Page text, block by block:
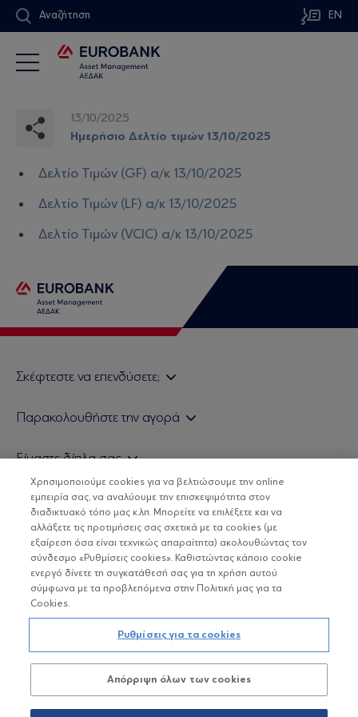
Αναζήτηση EN
13/10/2025
Ημερήσιο Δελτίο τιμών 13/10/2025
Δελτίο Τιμών (GF) α/κ 13/10/2025
Δελτίο Τιμών (LF) α/κ 13/10/2025
Δελτίο Τιμών (VCIC) α/κ 13/10/2025
Σκέφτεστε να επενδύσετε;
Τιμολογιακή Πολιτική
Δείτε τις πολιτικές μας
Βασικές Γνώσεις
Παρακολουθήστε την αγορά
Τα νέα μας
Χρήσιμοι σύνδεσμοι
Είμαστε δίπλα σας
H Eurobank Asset Management ΑΕΔΑΚ
Επενδυτική φιλοσοφία ESG
Πιστοποιημένα στελέχη και συνεργάτες
Αποστολή Βιογραφικών
ΟΙ ΟΣΕΚΑ ΔΕΝ ΕΧΟΥΝ ΕΓΓΥΗΜΕΝΗ ΑΠΟΔΟΣΗ ΚΑΙ ΟΙ
ΠΡΟΗΓΟΥΜΕΝΕΣ ΑΠΟΔΟΣΕΙΣ ΔΕΝ ΔΙΑΣΦΑΛΙΖΟΥΝ ΤΙΣ
ΜΕΛΛΟΝΤΙΚΕΣ
Copyright © Eurobank ΑΕΔΑΚ
Προστασία Προσωπικών Δεδομένων
Όροι χρήσης
Χρησιμοποιούμε cookies για να βελτιώσουμε την online
εμπειρία σας, να αναλύουμε την επισκεψιμότητα στον
διαδικτυακό τόπο μας κ.λπ. Μπορείτε να επιλέξετε και να
αλλάξετε τις προτιμήσεις σας σχετικά με τα cookies (με
εξαίρεση όσα είναι τεχνικώς απαραίτητα) ακολουθώντας τον
σύνδεσμο «Ρυθμίσεις cookies». Καθιστώντας κάποιο cookie
ενεργό δίνετε τη συγκατάθεσή σας για τη χρήση αυτού
σύμφωνα με τα προβλεπόμενα στην Πολιτική μας για τα
Cookies.
Ρυθμίσεις για τα cookies
Απόρριψη όλων των cookies